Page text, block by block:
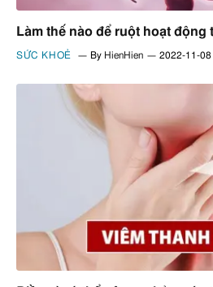
Làm thế nào để ruột hoạt động
SỨC KHOẺ By HienHien 2022-11-08